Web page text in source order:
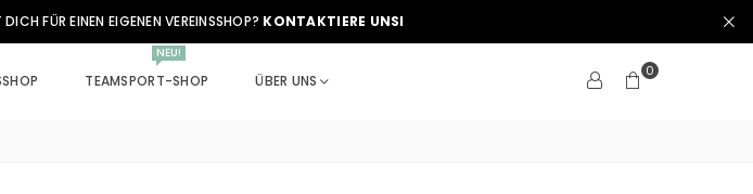
DICH FÜR EINEN EIGENEN VEREINSSHOP? KONTAKTIERE UNSI
TEAMSPORT-SHOP
NEU!
ÜBER UNS
0